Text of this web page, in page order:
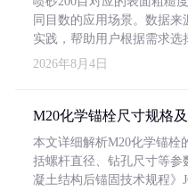
同目数的应用场景。数据来
实践，帮助用户根据需求选
2026年8月4日
M20化学锚栓尺寸规格
本文详细解析M20化学锚栓
括螺杆直径、钻孔尺寸等
凝土结构后锚固技术规程》